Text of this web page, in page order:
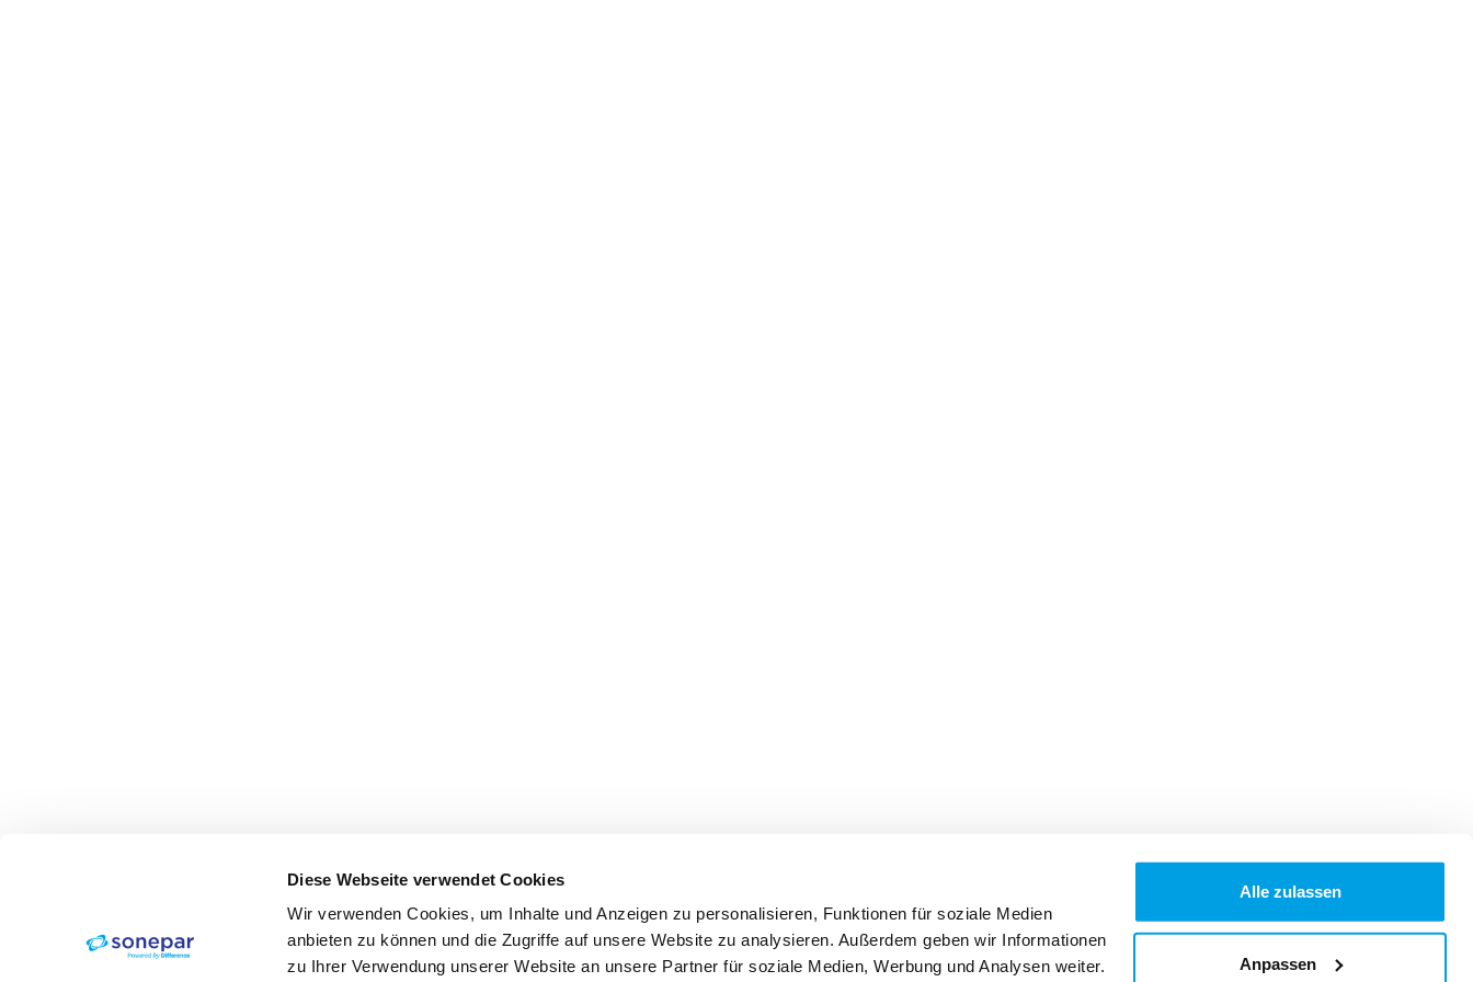
Diese Webseite verwendet Cookies
Wir verwenden Cookies, um Inhalte und Anzeigen zu personalisieren, Funktionen für soziale Medien
anbieten zu können und die Zugriffe auf unsere Website zu analysieren. Außerdem geben wir Informationen
zu Ihrer Verwendung unserer Website an unsere Partner für soziale Medien, Werbung und Analysen weiter.
Alle zulassen
Anpassen